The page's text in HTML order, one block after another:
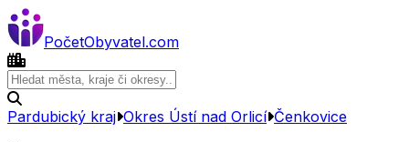
PočetObyvatel.com
Pardubický kraj Okres Ústí nad Orlicí Čenkovice